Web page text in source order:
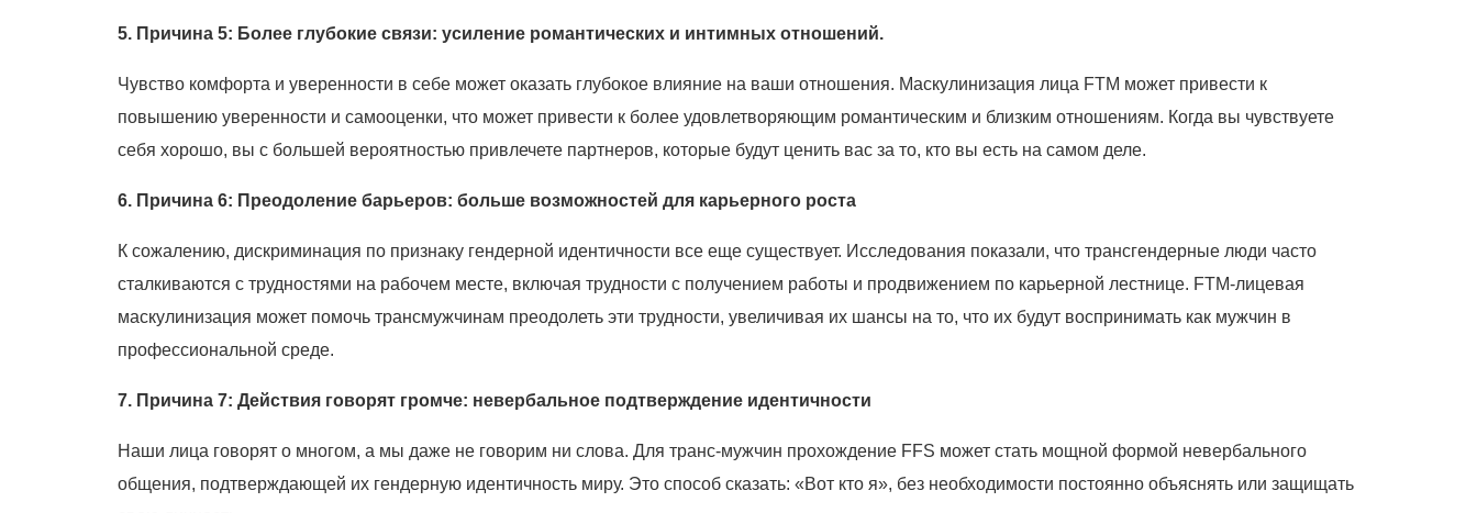
5. Причина 5: Более глубокие связи: усиление романтических и интимных отношений.
Чувство комфорта и уверенности в себе может оказать глубокое влияние на ваши отношения. Маскулинизация лица FTM может привести к
повышению уверенности и самооценки, что может привести к более удовлетворяющим романтическим и близким отношениям. Когда вы чувствуете
себя хорошо, вы с большей вероятностью привлечете партнеров, которые будут ценить вас за то, кто вы есть на самом деле.
6. Причина 6: Преодоление барьеров: больше возможностей для карьерного роста
К сожалению, дискриминация по признаку гендерной идентичности все еще существует. Исследования показали, что трансгендерные люди часто
сталкиваются с трудностями на рабочем месте, включая трудности с получением работы и продвижением по карьерной лестнице. FTM-лицевая
маскулинизация может помочь трансмужчинам преодолеть эти трудности, увеличивая их шансы на то, что их будут воспринимать как мужчин в
профессиональной среде.
7. Причина 7: Действия говорят громче: невербальное подтверждение идентичности
Наши лица говорят о многом, а мы даже не говорим ни слова. Для транс-мужчин прохождение FFS может стать мощной формой невербального
общения, подтверждающей их гендерную идентичность миру. Это способ сказать: «Вот кто я», без необходимости постоянно объяснять или защищать